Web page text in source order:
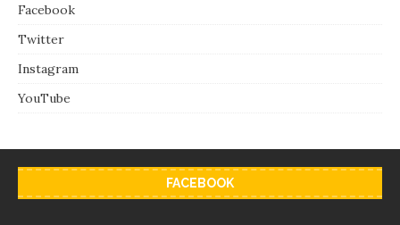
Facebook
Twitter
Instagram
YouTube
FACEBOOK